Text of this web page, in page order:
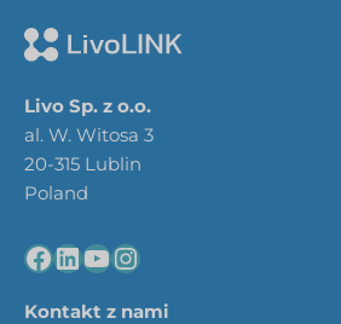
Livo Sp. z o.o.
al. W. Witosa 3
20-315 Lublin
Poland
Kontakt z nami